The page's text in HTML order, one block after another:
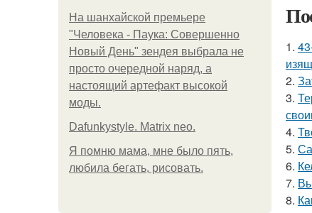
На шанхайской премьере
"Человека - Паука: Совершенно
Новый День" зендея выбрала не
просто очередной наряд, а
настоящий артефакт высокой
моды.
Dafunkystyle. Matrix neo.
Я помню мама, мне было пять,
любила бегать, рисовать.
1.
2.
3.
4.
5.
6.
7.
8.